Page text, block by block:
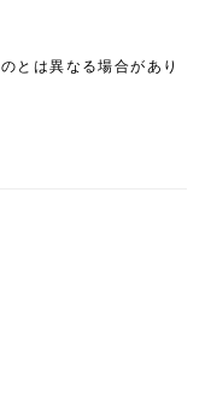
とは異なる場合があり